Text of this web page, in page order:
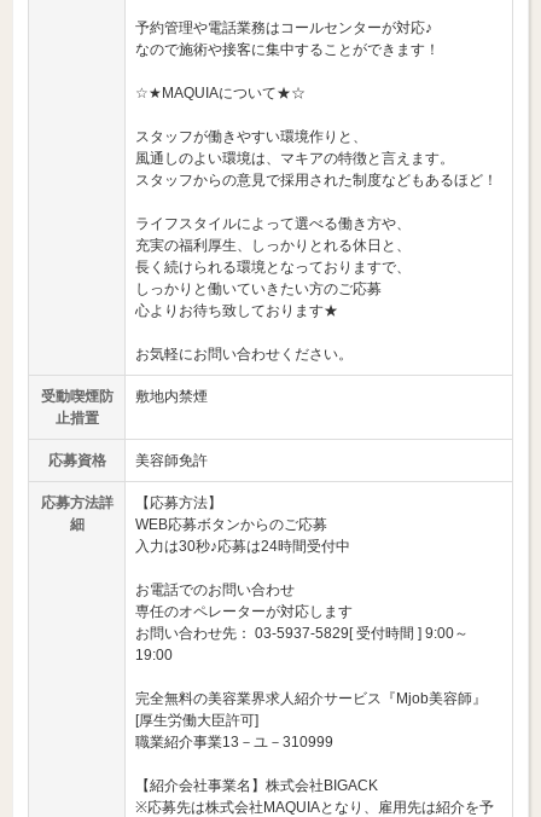
予約管理や電話業務はコールセンターが対応♪
なので施術や接客に集中することができます！
☆★MAQUIAについて★☆
スタッフが働きやすい環境作りと、
風通しのよい環境は、マキアの特徴と言えます。
スタッフからの意見で採用された制度などもあるほど！
ライフスタイルによって選べる働き方や、
充実の福利厚生、しっかりとれる休日と、
長く続けられる環境となっておりますで、
しっかりと働いていきたい方のご応募
心よりお待ち致しております★
お気軽にお問い合わせください。
受動喫煙防
止措置
敷地内禁煙
応募資格 美容師免許
応募方法詳
細
【応募方法】
WEB応募ボタンからのご応募
入力は30秒♪応募は24時間受付中
お電話でのお問い合わせ
専任のオペレーターが対応します
お問い合わせ先： 03-5937-5829[ 受付時間 ] 9:00～
19:00
完全無料の美容業界求人紹介サービス『Mjob美容師』
[厚生労働大臣許可]
職業紹介事業13－ユ－310999
【紹介会社事業名】株式会社BIGACK
※応募先は株式会社MAQUIAとなり、雇用先は紹介を予